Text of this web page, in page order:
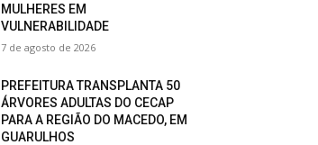
MULHERES EM
VULNERABILIDADE
7 de agosto de 2026
PREFEITURA TRANSPLANTA 50
ÁRVORES ADULTAS DO CECAP
PARA A REGIÃO DO MACEDO, EM
GUARULHOS